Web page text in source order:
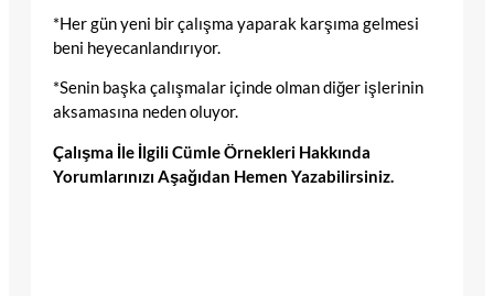
*Her gün yeni bir çalışma yaparak karşıma gelmesi
beni heyecanlandırıyor.
*Senin başka çalışmalar içinde olman diğer işlerinin
aksamasına neden oluyor.
Çalışma İle İlgili Cümle Örnekleri Hakkında
Yorumlarınızı Aşağıdan Hemen Yazabilirsiniz.